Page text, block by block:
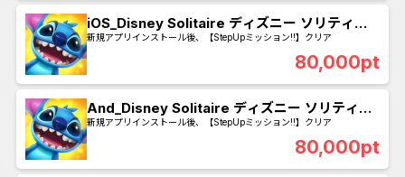
iOS_Disney Solitaire ディズニー ソリティア
_SUR_60日以内にシーン30クリア 美女と野獣
新規アプリインストール後、【StepUpミッション!!】クリア
80,000pt
And_Disney Solitaire ディズニー ソリティア
_SUR_60日以内にシーン30クリア 美女と野獣
新規アプリインストール後、【StepUpミッション!!】クリア
80,000pt